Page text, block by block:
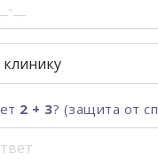
2 + 3? (защита от